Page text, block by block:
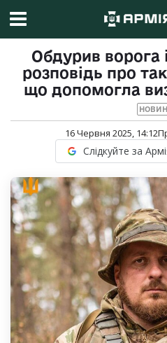
Обдурив ворога
розповідь про
що допомогла
16 Червня 2025, 14:12
Слідкуйте за